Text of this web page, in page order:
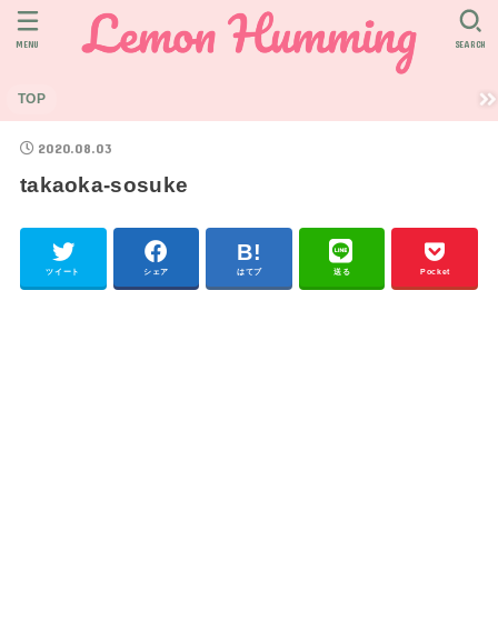
TOP
SEARCH
MENU
2020.08.03
takaoka-sosuke
ツイート シェア はてブ 送る Pocket